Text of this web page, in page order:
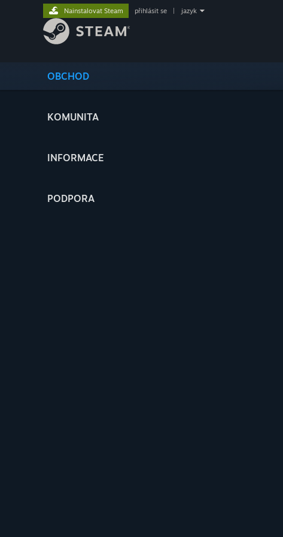
OBCHOD
KOMUNITA
INFORMACE
PODPORA
Nainstalovat Steam přihlásit se jazyk